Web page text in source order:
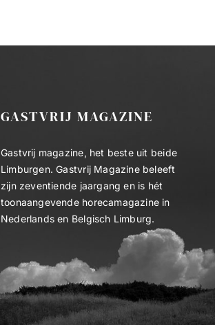
GASTVRIJ MAGAZINE
Gastvrij magazine, het beste uit beide
Limburgen. Gastvrij Magazine beleeft
zijn zeventiende jaargang en is hét
toonaangevende horecamagazine in
Nederlands en Belgisch Limburg.